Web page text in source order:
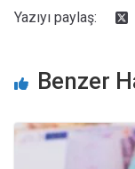
Yazıyı paylaş:
Benzer